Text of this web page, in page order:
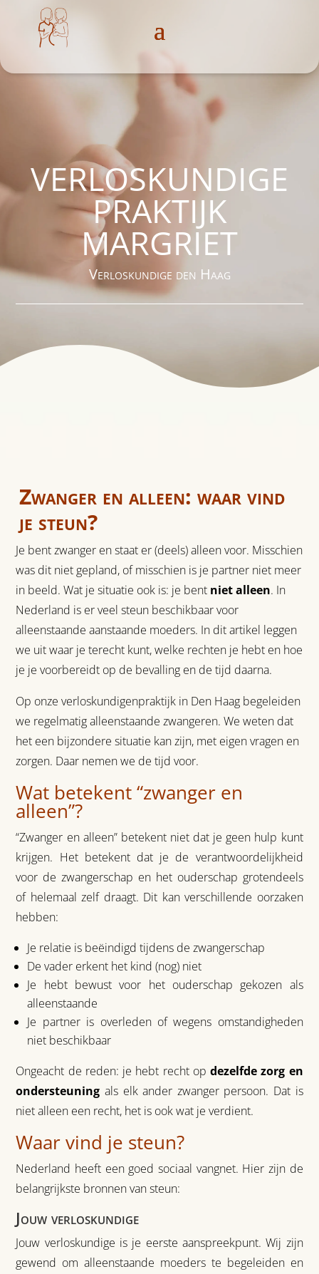
VERLOSKUNDIGE
PRAKTIJK
MARGRIET
Verloskundige den Haag
Zwanger en alleen: waar vind
je steun?
Je bent zwanger en staat er (deels) alleen voor. Misschien
was dit niet gepland, of misschien is je partner niet meer
in beeld. Wat je situatie ook is: je bent niet alleen. In
Nederland is er veel steun beschikbaar voor
alleenstaande aanstaande moeders. In dit artikel leggen
we uit waar je terecht kunt, welke rechten je hebt en hoe
je je voorbereidt op de bevalling en de tijd daarna.
Op onze verloskundigenpraktijk in Den Haag begeleiden
we regelmatig alleenstaande zwangeren. We weten dat
het een bijzondere situatie kan zijn, met eigen vragen en
zorgen. Daar nemen we de tijd voor.
Wat betekent “zwanger en
alleen”?
“Zwanger en alleen” betekent niet dat je geen hulp kunt
krijgen. Het betekent dat je de verantwoordelijkheid
voor de zwangerschap en het ouderschap grotendeels
of helemaal zelf draagt. Dit kan verschillende oorzaken
hebben:
Je relatie is beëindigd tijdens de zwangerschap
De vader erkent het kind (nog) niet
Je hebt bewust voor het ouderschap gekozen als
alleenstaande
Je partner is overleden of wegens omstandigheden
niet beschikbaar
Ongeacht de reden: je hebt recht opdezelfde zorg en
ondersteuning als elk ander zwanger persoon. Dat is
niet alleen een recht, het is ook wat je verdient.
Waar vind je steun?
Nederland heeft een goed sociaal vangnet. Hier zijn de
belangrijkste bronnen van steun:
Jouw verloskundige
Jouw verloskundige is je eerste aanspreekpunt. Wij zijn
gewend om alleenstaande moeders te begeleiden en